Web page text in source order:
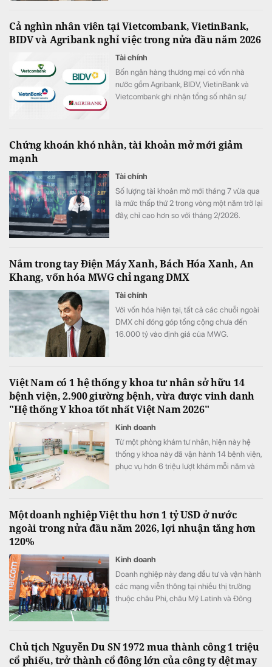
Cả nghìn nhân viên tại Vietcombank, VietinBank,
BIDV và Agribank nghỉ việc trong nửa đầu năm 2026
Tài chính
Bốn ngân hàng thương mại có vốn nhà
nước gồm Agribank, BIDV, VietinBank và
Vietcombank ghi nhận tổng số nhân sự
Chứng khoán khó nhằn, tài khoản mở mới giảm
mạnh
Tài chính
Số lượng tài khoản mở mới tháng 7 vừa qua
là mức thấp thứ 2 trong vòng một năm trở lại
đây, chỉ cao hơn so với tháng 2/2026.
Nắm trong tay Điện Máy Xanh, Bách Hóa Xanh, An
Khang, vốn hóa MWG chỉ ngang DMX
Tài chính
Với vốn hóa hiện tại, tất cả các chuỗi ngoài
DMX chỉ đóng góp tổng cộng chưa đến
16.000 tỷ vào định giá của MWG.
Việt Nam có 1 hệ thống y khoa tư nhân sở hữu 14
bệnh viện, 2.900 giường bệnh, vừa được vinh danh
"Hệ thống Y khoa tốt nhất Việt Nam 2026"
Kinh doanh
Từ một phòng khám tư nhân, hiện này hệ
thống y khoa này đã vận hành 14 bệnh viện,
phục vụ hơn 6 triệu lượt khám mỗi năm và
Một doanh nghiệp Việt thu hơn 1 tỷ USD ở nước
ngoài trong nửa đầu năm 2026, lợi nhuận tăng hơn
120%
Kinh doanh
Doanh nghiệp này đang đầu tư và vận hành
các mạng viễn thông tại nhiều thị trường
thuộc châu Phi, châu Mỹ Latinh và Đông
Chủ tịch Nguyễn Du SN 1972 mua thành công 1 triệu
cổ phiếu, trở thành cổ đông lớn của công ty dệt may